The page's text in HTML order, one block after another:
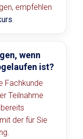
empfehlen
wenn
ist?
Fachkunde
Teilnahme
der für Sie